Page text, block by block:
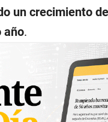
un crecimiento
año.